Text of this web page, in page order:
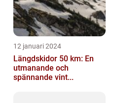
12 januari 2024
Längdskidor 50 km: En
utmanande och
spännande vint...